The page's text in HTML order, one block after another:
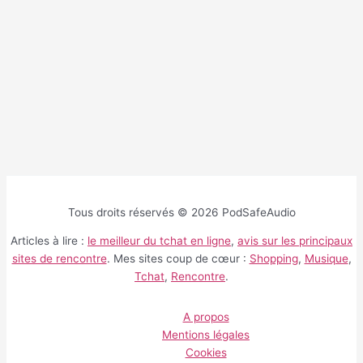
Tous droits réservés © 2026 PodSafeAudio
Articles à lire : le meilleur du tchat en ligne, avis sur les principaux
sites de rencontre. Mes sites coup de cœur : Shopping, Musique,
Tchat, Rencontre.
A propos
Mentions légales
Cookies